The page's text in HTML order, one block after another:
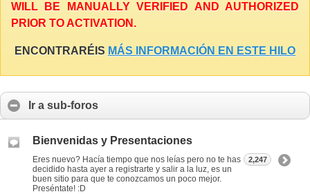
WILL BE MANUALLY VERIFIED AND AUTHORIZED
PRIOR TO ACTIVATION.
ENCONTRARÉIS MÁS INFORMACIÓN EN ESTE HILO
Ir a sub-foros
Bienvenidas y Presentaciones
Eres nuevo? Hacía tiempo que nos leías pero no te has
decidido hasta ayer a registrarte y salir a la luz, es un
buen sitio para que te conozcamos un poco mejor.
Preséntate! :D
2,247